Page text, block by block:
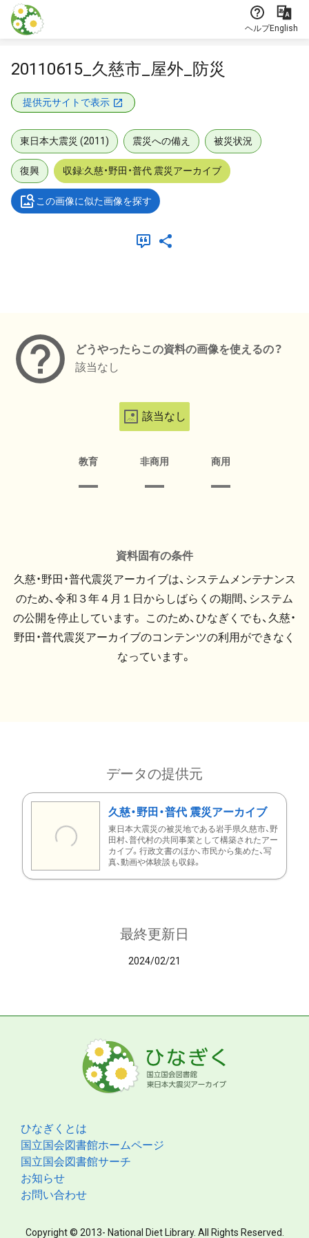
本文に飛ぶ
ヘルプEnglish
20110615_久慈市_屋外_防災
提供元サイトで表示
東日本大震災 (2011) 震災への備え 被災状況
復興 収録:久慈・野田・普代 震災アーカイブ
この画像に似た画像を探す
どうやったらこの資料の画像を使えるの？
該当なし
該当なし
教育 非商用 商用
資料固有の条件
久慈・野田・普代震災アーカイブは、システムメンテナンス
のため、令和３年４月１日からしばらくの期間、システム
の公開を停止しています。 このため、ひなぎくでも、久慈・
野田・普代震災アーカイブのコンテンツの利用ができなく
なっています。
データの提供元
久慈・野田・普代 震災アーカイブ
東日本大震災の被災地である岩手県久慈市、野
田村、普代村の共同事業として構築されたアー
カイブ。行政文書のほか、市民から集めた、写
真、動画や体験談も収録。
最終更新日
2024/02/21
ひなぎくとは
国立国会図書館ホームページ
国立国会図書館サーチ
お知らせ
お問い合わせ
Copyright © 2013- National Diet Library. All Rights Reserved.